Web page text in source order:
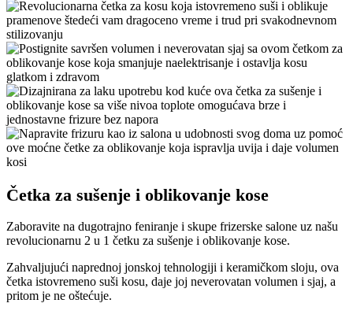
Četka za sušenje i oblikovanje kose
Zaboravite na dugotrajno feniranje i skupe frizerske salone uz našu
revolucionarnu 2 u 1 četku za sušenje i oblikovanje kose.
Zahvaljujući naprednoj jonskoj tehnologiji i keramičkom sloju, ova
četka istovremeno suši kosu, daje joj neverovatan volumen i sjaj, a
pritom je ne oštećuje.